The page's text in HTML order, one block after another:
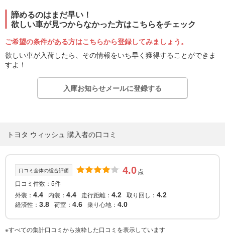
諦めるのはまだ早い！
欲しい車が見つからなかった方はこちらをチェック
ご希望の条件がある方はこちらから登録してみましょう。
欲しい車が入荷したら、その情報をいち早く獲得することができま
すよ！
入庫お知らせメールに登録する
トヨタ ウィッシュ 購入者の口コミ
口コミ全体の総合評価 4.0 点
口コミ件数：5件
外装： 4.4 内装： 4.4 走行距離： 4.2 取り回し： 4.2
経済性： 3.8 荷室： 4.6 乗り心地： 4.0
※すべての集計口コミから抜粋した口コミを表示しています